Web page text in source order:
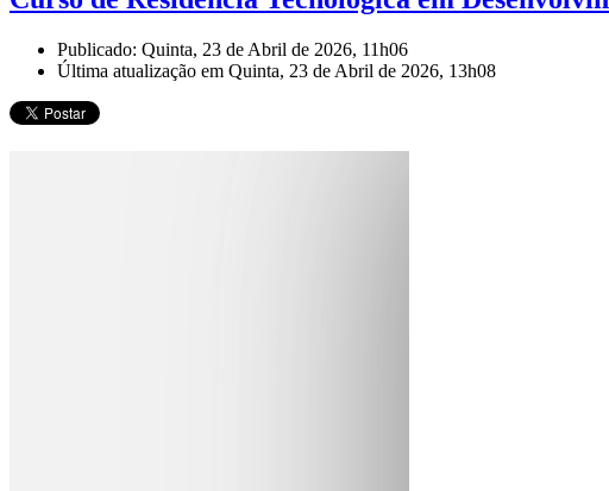
Publicado: Quinta, 23 de Abril de 2026, 11h06
Última atualização em Quinta, 23 de Abril de 2026, 13h08